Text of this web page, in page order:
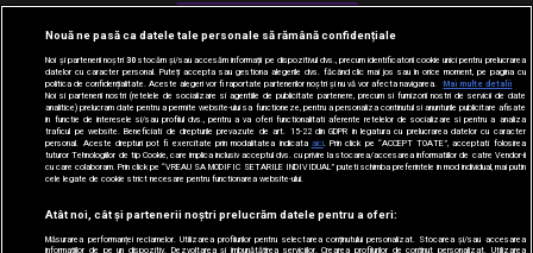
Versiune desktop
Nouă ne pasă ca datele tale personale să rămână confidențiale
Noi și partenerii noștri30stocăm și/sau accesăm informații pe dispozitivul dvs., precum identificatorii cookie unici pentru prelucrarea
datelor cu caracter personal. Puteți accepta sau gestiona alegerile dvs. făcând clic mai jos sau în orice moment, pe pagina cu
politica de confidențialitate. Aceste alegeri vor fi raportate partenerilor noștri și nu vă vor afecta navigarea.
Mai multe detalii
Noi si partenerii nostri (retelele de socializare si agentiile de publicitate partenere, precum si furnizorii nostri de servicii de date
analitice) prelucram date pentru a permite website-ului sa functioneze, pentru a personaliza continutul si anunturile publicitare afisate
in functie de interesele si/sau profilul dvs., pentru a va oferi functionalitati aferente retelelor de socializare si pentru a analiza
traficul pe website. Beneficiati de drepturile prevazute de art. 15-22 din GDPR in legatura cu prelucrarea datelor cu caracter
personal. Aceste drepturi pot fi exercitate prin modalitatea indicata aici. Prin click pe “ACCEPT TOATE”, acceptati folosirea
tuturor Tehnologiilor de tip Cookie, care implica inclusiv acceptul dvs. cu privire la stocarea/accesarea informatiilor de catre Vendor-ii
cu care colaboram. Prin click pe “VREAU SA MODIFIC SETARILE INDIVIDUAL” puteti schimba preferintele in mod individual, mai putin
cele legate de cookie strict necesare pentru functionarea website-ului.
Atât noi, cât și partenerii noștri prelucrăm datele pentru a oferi:
Măsurarea performanței reclamelor. Utilizarea profilurilor pentru selectarea conținutului personalizat. Stocarea și/sau accesarea
informațiilor de pe un dispozitiv. Dezvoltarea și îmbunătățirea serviciilor. Crearea profilurilor de conținut personalizat. Utilizarea